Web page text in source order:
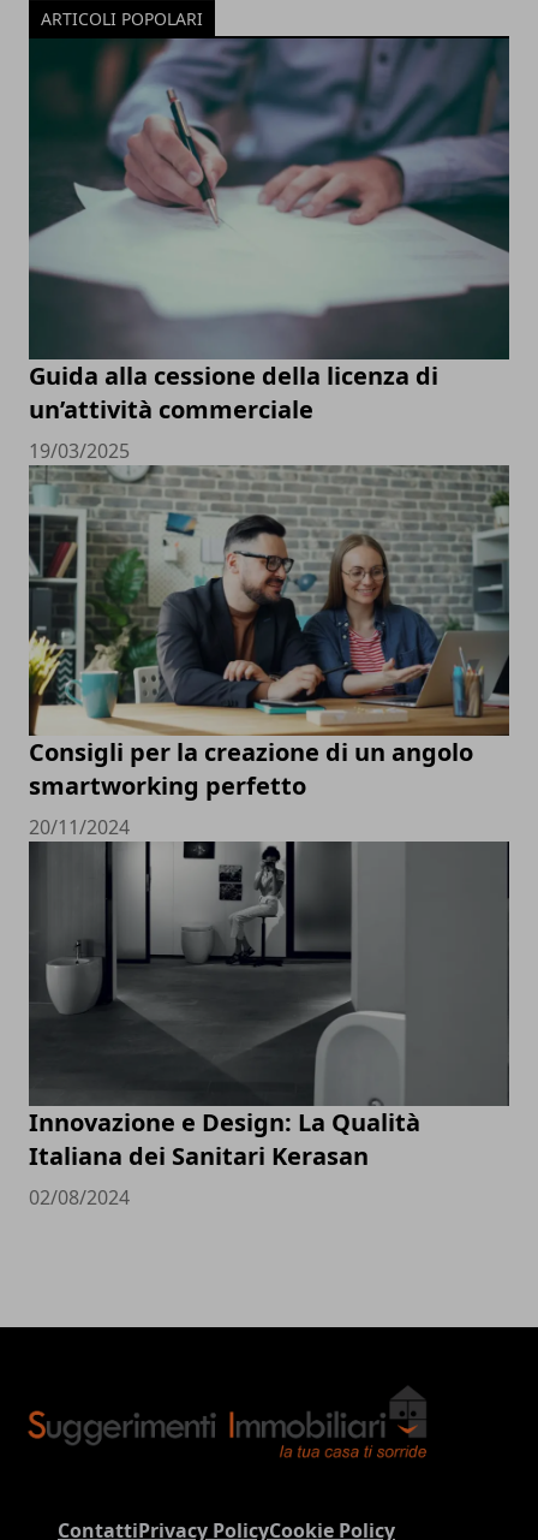
ARTICOLI POPOLARI
Guida alla cessione della licenza di
un’attività commerciale
19/03/2025
Consigli per la creazione di un angolo
smartworking perfetto
20/11/2024
Innovazione e Design: La Qualità
Italiana dei Sanitari Kerasan
02/08/2024
ContattiPrivacy PolicyCookie Policy